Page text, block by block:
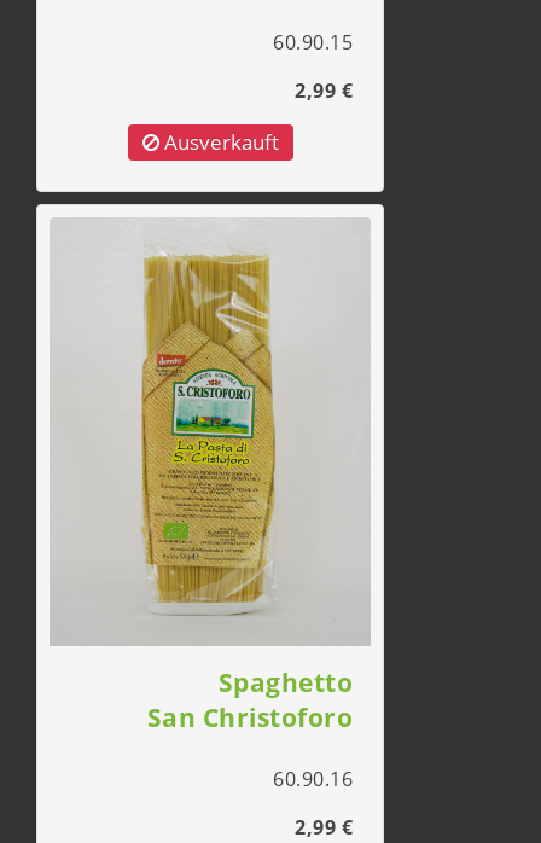
60.90.15
2,99 €
Ausverkauft
Spaghetto
San Christoforo
60.90.16
2,99 €